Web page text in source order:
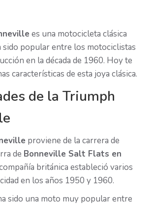
es una motocicleta clásica
sido popular entre los motociclistas
en la década de 1960. Hoy te
características de esta joya clásica.
de la Triumph
proviene de la carrera de
de Bonneville Salt Flats en
británica estableció varios
en los años 1950 y 1960.
sido una moto muy popular entre